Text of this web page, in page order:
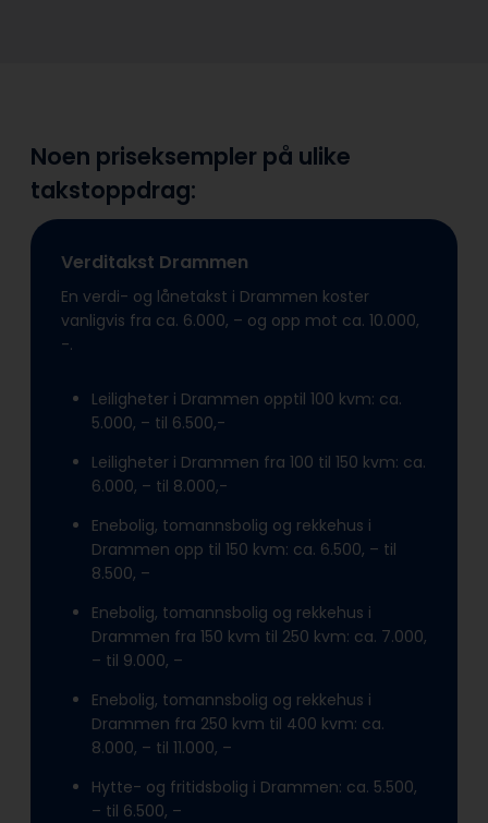
Noen priseksempler på ulike
takstoppdrag:
Verditakst Drammen
En verdi- og lånetakst i Drammen koster
vanligvis fra ca. 6.000, – og opp mot ca. 10.000,
-.
Leiligheter i Drammen opptil 100 kvm: ca.
5.000, – til 6.500,-
Leiligheter i Drammen fra 100 til 150 kvm: ca.
6.000, – til 8.000,-
Enebolig, tomannsbolig og rekkehus i
Drammen opp til 150 kvm: ca. 6.500, – til
8.500, –
Enebolig, tomannsbolig og rekkehus i
Drammen fra 150 kvm til 250 kvm: ca. 7.000,
– til 9.000, –
Enebolig, tomannsbolig og rekkehus i
Drammen fra 250 kvm til 400 kvm: ca.
8.000, – til 11.000, –
Hytte- og fritidsbolig i Drammen: ca. 5.500,
– til 6.500, –